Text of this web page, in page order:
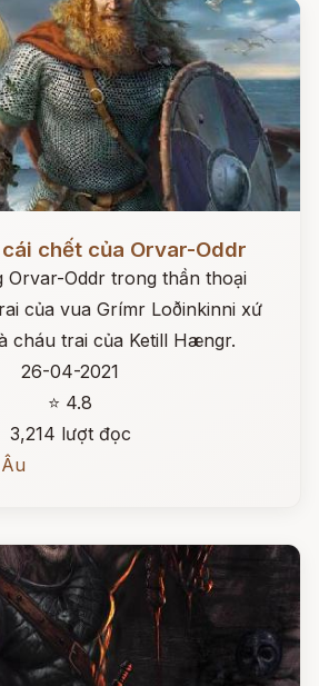
chết của Orvar-Oddr
Orvar-Oddr trong thần thoại
của vua Grímr Loðinkinni xứ
cháu trai của Ketill Hængr.
26-04-2021
⭐ 4.8
3,214 lượt đọc